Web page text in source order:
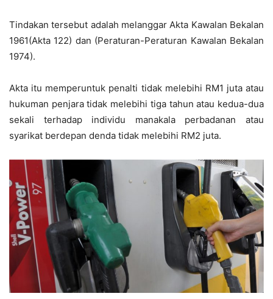
Tindakan tersebut adalah melanggar Akta Kawalan Bekalan
1961(Akta 122) dan (Peraturan-Peraturan Kawalan Bekalan
1974).
Akta itu memperuntuk penalti tidak melebihi RM1 juta atau
hukuman penjara tidak melebihi tiga tahun atau kedua-dua
sekali terhadap individu manakala perbadanan atau
syarikat berdepan denda tidak melebihi RM2 juta.